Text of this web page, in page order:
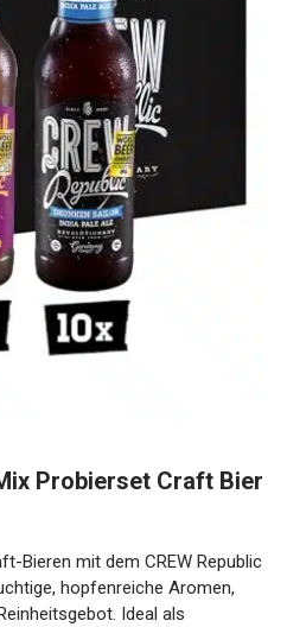
Probierset Craft Bier
Bieren mit dem CREW Republic
hopfenreiche Aromen,
Ideal als